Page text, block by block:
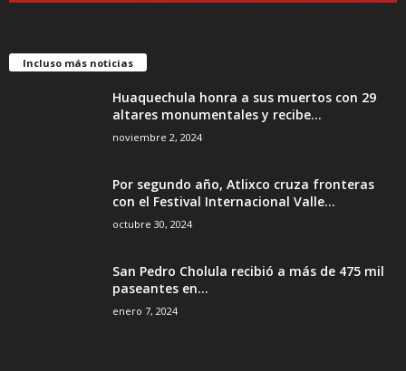
Incluso más noticias
Huaquechula honra a sus muertos con 29
altares monumentales y recibe...
noviembre 2, 2024
Por segundo año, Atlixco cruza fronteras
con el Festival Internacional Valle...
octubre 30, 2024
San Pedro Cholula recibió a más de 475 mil
paseantes en...
enero 7, 2024